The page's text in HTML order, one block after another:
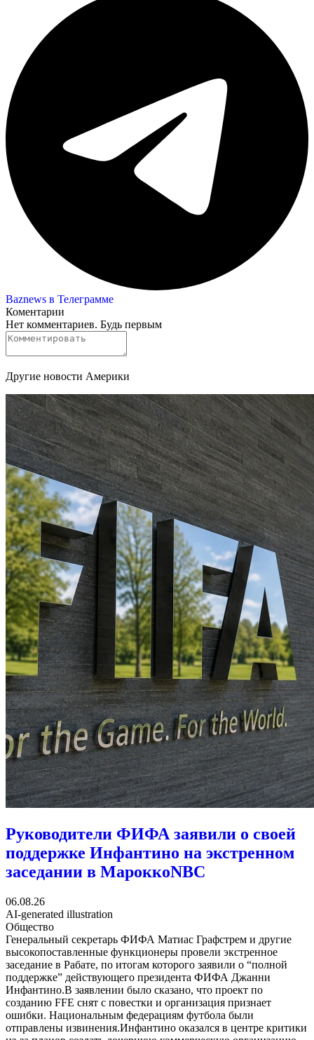
Baznews в Телеграмме
Коментарии
Нет комментариев. Будь первым
Другие новости Америки
Руководители ФИФА заявили о своей
поддержке Инфантино на экстренном
заседании в МароккоNBC
06.08.26
AI-generated illustration
Общество
Генеральный секретарь ФИФА Матиас Графстрем и другие
высокопоставленные функционеры провели экстренное
заседание в Рабате, по итогам которого заявили о “полной
поддержке” действующего президента ФИФА Джанни
Инфантино.В заявлении было сказано, что проект по
созданию FFE снят с повестки и организация признает
ошибки. Национальным федерациям футбола были
отправлены извинения.Инфантино оказался в центре критики